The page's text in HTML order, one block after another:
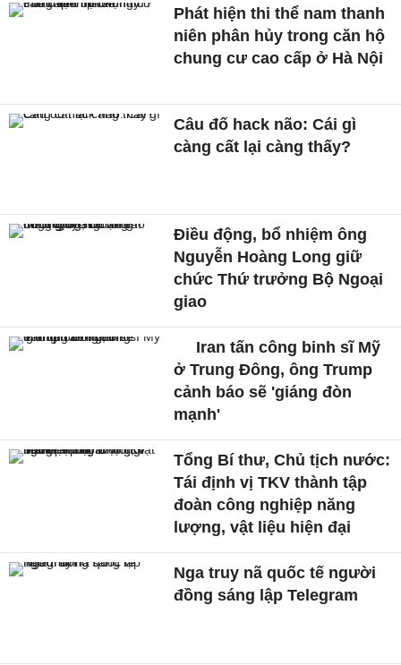
Phát hiện thi thể nam thanh
niên phân hủy trong căn hộ
chung cư cao cấp ở Hà Nội
Câu đố hack não: Cái gì
càng cất lại càng thấy?
Điều động, bổ nhiệm ông
Nguyễn Hoàng Long giữ
chức Thứ trưởng Bộ Ngoại
giao
Iran tấn công binh sĩ Mỹ
ở Trung Đông, ông Trump
cảnh báo sẽ 'giáng đòn
mạnh'
Tổng Bí thư, Chủ tịch nước:
Tái định vị TKV thành tập
đoàn công nghiệp năng
lượng, vật liệu hiện đại
Nga truy nã quốc tế người
đồng sáng lập Telegram